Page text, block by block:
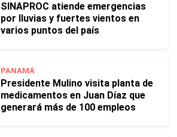
SINAPROC atiende emergencias
por lluvias y fuertes vientos en
varios puntos del país
PANAMÁ
Presidente Mulino visita planta de
medicamentos en Juan Díaz que
generará más de 100 empleos